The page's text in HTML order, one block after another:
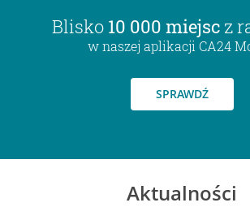
Blisko 10 000 miejsc z
w naszej aplikacji CA24
SPRAWDŹ
Aktualności